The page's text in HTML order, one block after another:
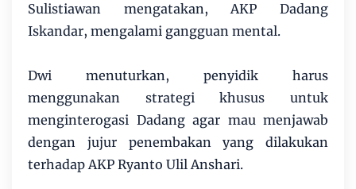
Sulistiawan mengatakan, AKP Dadang
Iskandar, mengalami gangguan mental.
Dwi menuturkan, penyidik harus
menggunakan strategi khusus untuk
menginterogasi Dadang agar mau menjawab
dengan jujur penembakan yang dilakukan
terhadap AKP Ryanto Ulil Anshari.